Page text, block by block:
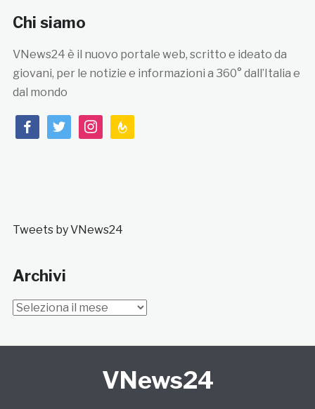
Chi siamo
VNews24 è il nuovo portale web, scritto e ideato da
giovani, per le notizie e informazioni a 360° dall’Italia e
dal mondo
facebooktwitterinstagramfeedburner
Tweets by VNews24
Archivi
Archivi
VNews24